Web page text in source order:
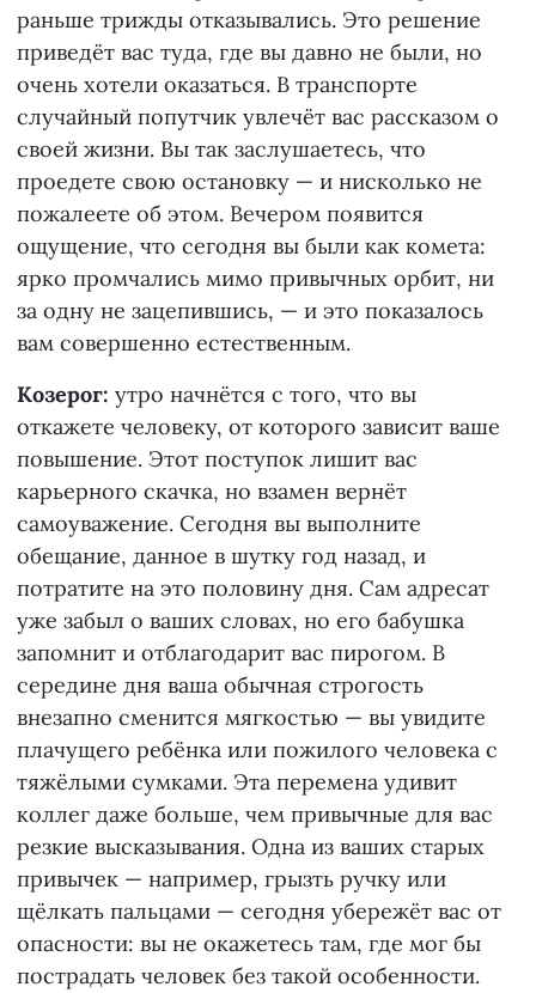
раньше трижды отказывались. Это решение
приведёт вас туда, где вы давно не были, но
очень хотели оказаться. В транспорте
случайный попутчик увлечёт вас рассказом о
своей жизни. Вы так заслушаетесь, что
проедете свою остановку — и нисколько не
пожалеете об этом. Вечером появится
ощущение, что сегодня вы были как комета:
ярко промчались мимо привычных орбит, ни
за одну не зацепившись, — и это показалось
вам совершенно естественным.
Козерог: утро начнётся с того, что вы
откажете человеку, от которого зависит ваше
повышение. Этот поступок лишит вас
карьерного скачка, но взамен вернёт
самоуважение. Сегодня вы выполните
обещание, данное в шутку год назад, и
потратите на это половину дня. Сам адресат
уже забыл о ваших словах, но его бабушка
запомнит и отблагодарит вас пирогом. В
середине дня ваша обычная строгость
внезапно сменится мягкостью — вы увидите
плачущего ребёнка или пожилого человека с
тяжёлыми сумками. Эта перемена удивит
коллег даже больше, чем привычные для вас
резкие высказывания. Одна из ваших старых
привычек — например, грызть ручку или
щёлкать пальцами — сегодня убережёт вас от
опасности: вы не окажетесь там, где мог бы
пострадать человек без такой особенности.